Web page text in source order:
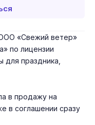
«Свежий ветер»
по лицензии
праздника,
в продажу на
в соглашении сразу